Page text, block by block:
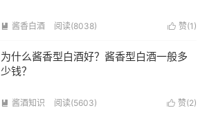
 赞(1 )
 酱香白酒 阅读(8038)
为什么酱香型白酒好？酱香型白酒一般多
少钱？
 赞(2)
 酱酒知识 阅读(5603)